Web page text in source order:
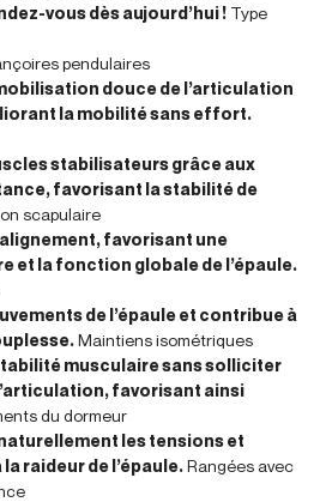
vous dès aujourd’hui ! Type
pendulaires
douce de l’articulation
la mobilité sans effort.
stabilisateurs grâce aux
favorisant la stabilité de
scapulaire
favorisant une
et la fonction globale de l’épaule.
de l’épaule et contribue à
Maintiens isométriques
musculaire sans solliciter
favorisant ainsi
du dormeur
les tensions et
raideur de l’épaule.Rangées avec